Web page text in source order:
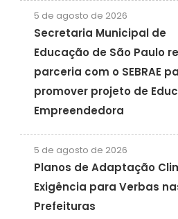
5 de agosto de 2026
Secretaria Municipal de
Educação de São Paulo
parceria com o SEBRAE
promover projeto de
Empreendedora
5 de agosto de 2026
Planos de Adaptação
Exigência para Verbas
Prefeituras